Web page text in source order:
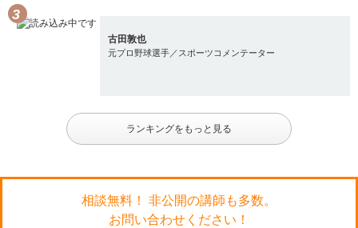
古田敦也
元プロ野球選手／スポーツコメンテーター
ランキングをもっと見る
相談無料！ 非公開の講師も多数。
お問い合わせください！